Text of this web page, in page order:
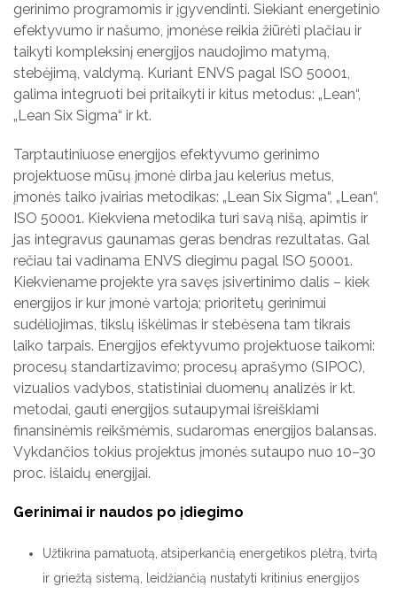
gerinimo programomis ir įgyvendinti. Siekiant energetinio
efektyvumo ir našumo, įmonėse reikia žiūrėti plačiau ir
taikyti kompleksinį energijos naudojimo matymą,
stebėjimą, valdymą. Kuriant ENVS pagal ISO 50001,
galima integruoti bei pritaikyti ir kitus metodus: „Lean“,
„Lean Six Sigma“ ir kt.
Tarptautiniuose energijos efektyvumo gerinimo
projektuose mūsų įmonė dirba jau kelerius metus,
įmonės taiko įvairias metodikas: „Lean Six Sigma“, „Lean“,
ISO 50001. Kiekviena metodika turi savą nišą, apimtis ir
jas integravus gaunamas geras bendras rezultatas. Gal
rečiau tai vadinama ENVS diegimu pagal ISO 50001.
Kiekviename projekte yra savęs įsivertinimo dalis – kiek
energijos ir kur įmonė vartoja; prioritetų gerinimui
sudėliojimas, tikslų iškėlimas ir stebėsena tam tikrais
laiko tarpais. Energijos efektyvumo projektuose taikomi:
procesų standartizavimo; procesų aprašymo (SIPOC),
vizualios vadybos, statistiniai duomenų analizės ir kt.
metodai, gauti energijos sutaupymai išreiškiami
finansinėmis reikšmėmis, sudaromas energijos balansas.
Vykdančios tokius projektus įmonės sutaupo nuo 10–30
proc. išlaidų energijai.
Gerinimai ir naudos po įdiegimo
Užtikrina pamatuotą, atsiperkančią energetikos plėtrą, tvirtą
ir griežtą sistemą, leidžiančią nustatyti kritinius energijos